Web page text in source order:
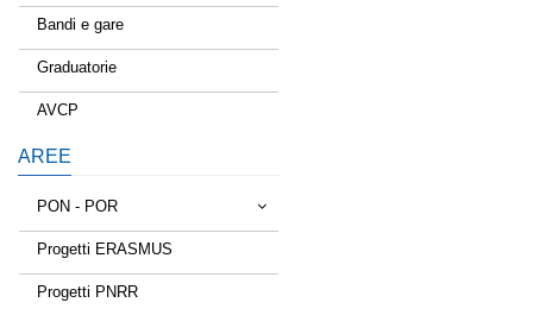
Bandi e gare
Graduatorie
AVCP
AREE
PON - POR
Tessere la rete
Estate a scuola
Progetti ERASMUS
Progetti PNRR